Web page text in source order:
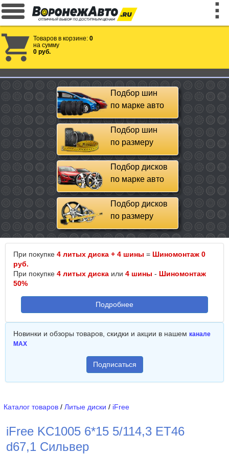
Товаров в корзине: 0
на сумму
0 руб.
Подбор шин
по марке авто
Подбор шин
по размеру
Подбор дисков
по марке авто
Подбор дисков
по размеру
При покупке 4 литых диска + 4 шины = Шиномонтаж 0
руб.
При покупке 4 литых диска или 4 шины - Шиномонтаж
50%
Подробнее
Новинки и обзоры товаров, скидки и акции в нашем канале
MAX
Подписаться
Каталог товаров / Литые диски / iFree
iFree KC1005 6*15 5/114,3 ET46
d67,1 Сильвер